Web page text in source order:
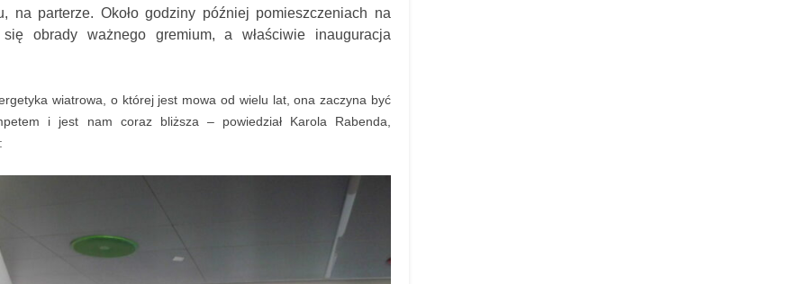
na parterze. Około godziny później pomieszczeniach na
się obrady ważnego gremium, a właściwie inauguracja
wiatrowa, o której jest mowa od wielu lat, ona zaczyna być
i jest nam coraz bliższa – powiedział Karola Rabenda,